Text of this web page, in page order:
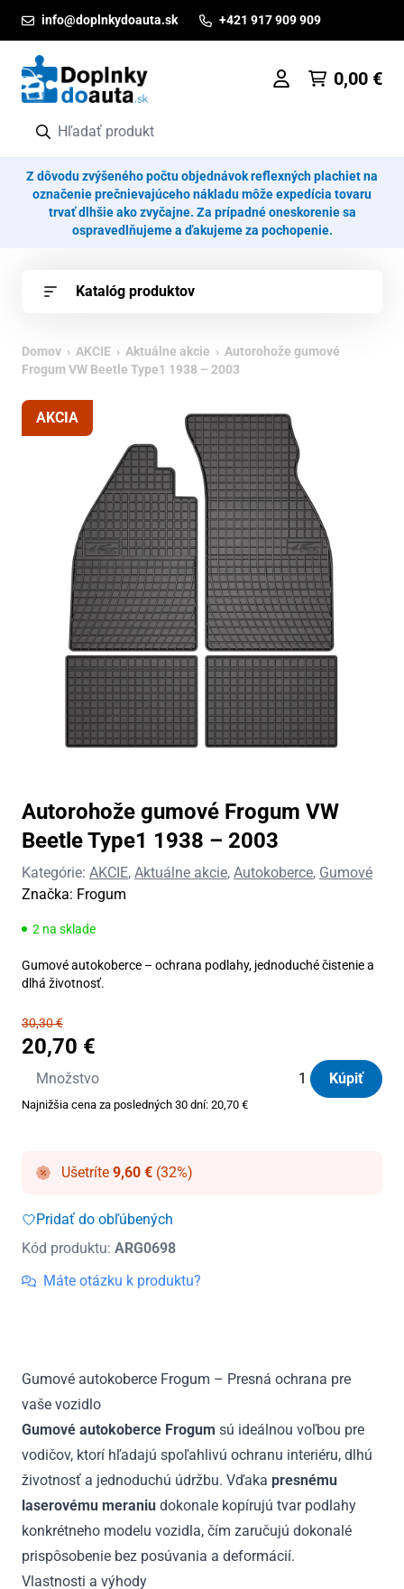
info@doplnkydoauta.sk +421 917 909 909
0,00 €
Z dôvodu zvýšeného počtu objednávok reflexných plachiet na
označenie prečnievajúceho nákladu môže expedícia tovaru
trvať dlhšie ako zvyčajne. Za prípadné oneskorenie sa
ospravedlňujeme a ďakujeme za pochopenie.
Katalóg produktov
Domov › AKCIE › Aktuálne akcie › Autorohože gumové
Frogum VW Beetle Type1 1938 – 2003
AKCIA
Autorohože gumové Frogum VW
Beetle Type1 1938 – 2003
Kategórie: AKCIE, Aktuálne akcie, Autokoberce, Gumové
Značka: Frogum
2 na sklade
Gumové autokoberce – ochrana podlahy, jednoduché čistenie a
dlhá životnosť.
30,30€
20,70 €
Množstvo
množstvo
Autorohože
VW
Beetle
1938
-
2003
Kúpiť
Najnižšia cena za posledných 30 dní: 20,70 €
Ušetríte 9,60 € (32%)
Pridať do obľúbených
Kód produktu: ARG0698
Máte otázku k produktu?
Gumové autokoberce Frogum – Presná ochrana pre
vaše vozidlo
Gumové autokoberce Frogum sú ideálnou voľbou pre
vodičov, ktorí hľadajú spoľahlivú ochranu interiéru, dlhú
životnosť a jednoduchú údržbu. Vďaka presnému
laserovému meraniu dokonale kopírujú tvar podlahy
konkrétneho modelu vozidla, čím zaručujú dokonalé
prispôsobenie bez posúvania a deformácií.
Vlastnosti a výhody